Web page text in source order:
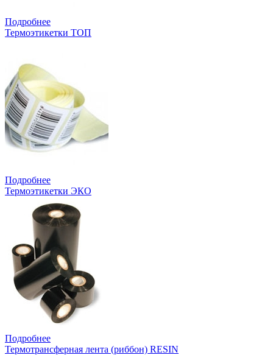
Подробнее
Термоэтикетки ТОП
Подробнее
Термоэтикетки ЭКО
Подробнее
Термотрансферная лента (риббон) RESIN